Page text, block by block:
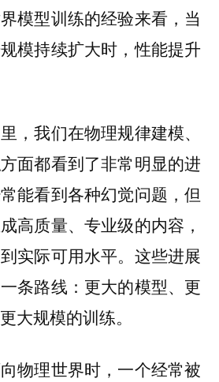
模型训练的经验来看，当
模持续扩大时，性能提升
，我们在物理规律建模、
面都看到了非常明显的进
能看到各种幻觉问题，但
高质量、专业级的内容，
实际可用水平。这些进展
条路线： 更大的模型、更
大规模的训练。
物理世界时，一个经常被